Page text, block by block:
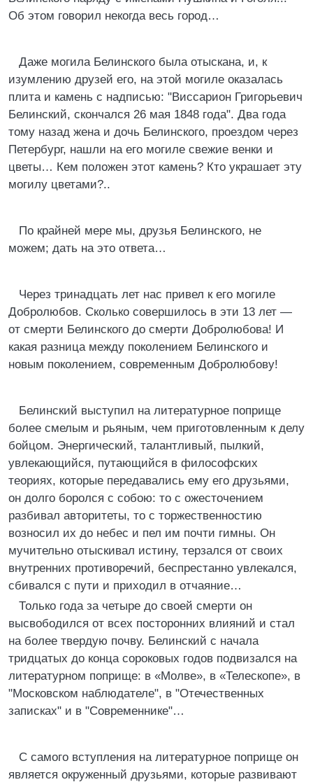
Об этом говорил некогда весь город…
Даже могила Белинского была отыскана, и, к
изумлению друзей его, на этой могиле оказалась
плита и камень с надписью: "Виссарион Григорьевич
Белинский, скончался 26 мая 1848 года". Два года
тому назад жена и дочь Белинского, проездом через
Петербург, нашли на его могиле свежие венки и
цветы… Кем положен этот камень? Кто украшает эту
могилу цветами?..
По крайней мере мы, друзья Белинского, не
можем; дать на это ответа…
Через тринадцать лет нас привел к его могиле
Добролюбов. Сколько совершилось в эти 13 лет —
от смерти Белинского до смерти Добролюбова! И
какая разница между поколением Белинского и
новым поколением, современным Добролюбову!
Белинский выступил на литературное поприще
более смелым и рьяным, чем приготовленным к делу
бойцом. Энергический, талантливый, пылкий,
увлекающийся, путающийся в философских
теориях, которые передавались ему его друзьями,
он долго боролся с собою: то с ожесточением
разбивал авторитеты, то с торжественностию
возносил их до небес и пел им почти гимны. Он
мучительно отыскивал истину, терзался от своих
внутренних противоречий, беспрестанно увлекался,
сбивался с пути и приходил в отчаяние…
Только года за четыре до своей смерти он
высвободился от всех посторонних влияний и стал
на более твердую почву. Белинский с начала
тридцатых до конца сороковых годов подвизался на
литературном поприще: в «Молве», в «Телескопе», в
"Московском наблюдателе", в "Отечественных
записках" и в "Современнике"…
С самого вступления на литературное поприще он
является окруженный друзьями, которые развивают